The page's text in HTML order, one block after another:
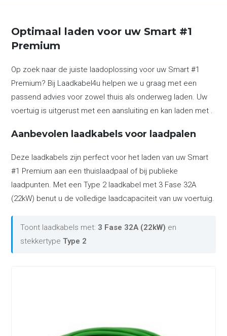
Optimaal laden voor uw Smart #1
Premium
Op zoek naar de juiste laadoplossing voor uw Smart #1
Premium? Bij Laadkabel4u helpen we u graag met een
passend advies voor zowel thuis als onderweg laden. Uw
voertuig is uitgerust met een aansluiting en kan laden met .
Aanbevolen laadkabels voor laadpalen
Deze laadkabels zijn perfect voor het laden van uw Smart
#1 Premium aan een thuislaadpaal of bij publieke
laadpunten. Met een Type 2 laadkabel met 3 Fase 32A
(22kW) benut u de volledige laadcapaciteit van uw voertuig.
Toont laadkabels met: 3 Fase 32A (22kW) en
stekkertypeType 2